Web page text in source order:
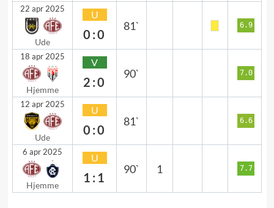
22 apr 2025
Ude
U
0:0
81` 6.9
18 apr 2025
Hjemme
V
2:0
90` 7.0
12 apr 2025
Ude
U
0:0
81` 6.6
6 apr 2025
Hjemme
U
1:1
90` 1 7.7